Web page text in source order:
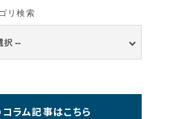
リ検索
ラム記事はこちら